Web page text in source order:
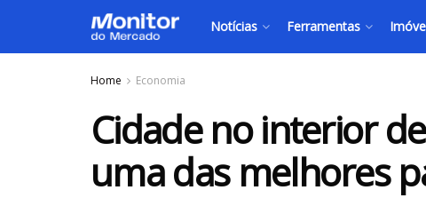
Notícias Ferramentas
Home Economia
Cidade no interior
uma das melhores